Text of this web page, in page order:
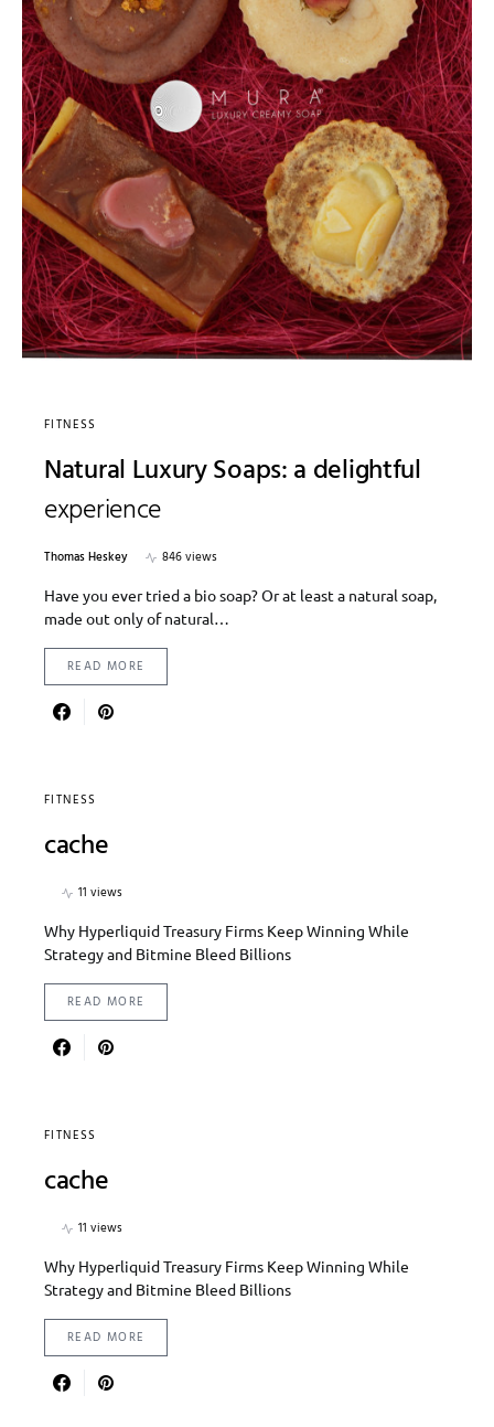
FITNESS
Natural Luxury Soaps: a delightful
experience
Thomas Heskey
846 views
Have you ever tried a bio soap? Or at least a natural soap,
made out only of natural…
READ MORE
FITNESS
cache
11 views
Why Hyperliquid Treasury Firms Keep Winning While
Strategy and Bitmine Bleed Billions
READ MORE
FITNESS
cache
11 views
Why Hyperliquid Treasury Firms Keep Winning While
Strategy and Bitmine Bleed Billions
READ MORE